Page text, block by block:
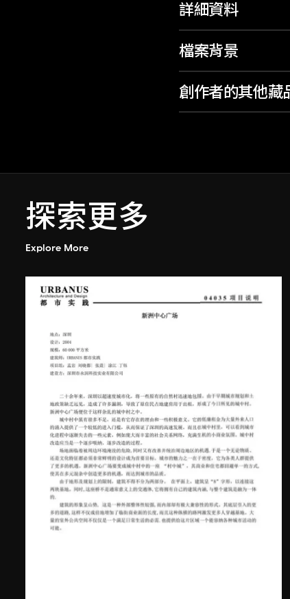
詳細資料
檔案背景
創作者的其他藏
探索更多
Explore More